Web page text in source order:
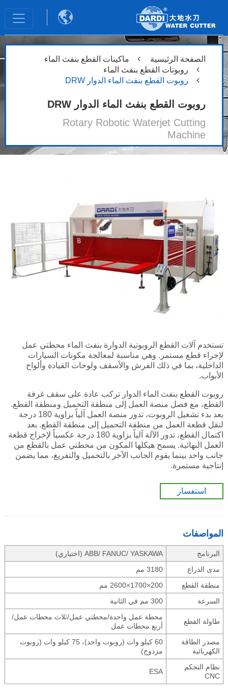

الصفحة الرئيسية
ماكينات القطع بنفث الماء
روبوتات القطع بنفث الماء
روبوت القطع بنفث الماء الدوار DRW
روبوت القطع بنفث الماء الدوار DRW
Rotary Robotic Waterjet Cutting
Machine
تستخدم آلات القطع الروبوتية الدوارة بنفث الماء محطتي عمل
لإجراء قطع مستمر. وهي مناسبة لمعالجة مكونات السيارات
الداخلية، بما في ذلك الفرش والأسقف ولوحات القيادة وألواح
الأبواب.
روبوت القطع بنفث الماء الدوار تركب عادة على سقف غرفة
القطع، مع فصل منصة العمل إلى منطقة التحميل ومنطقة القطع.
بعد بدء تشغيل الروبوت، تدور منصة العمل آلياً بزاوية 180 درجة
لنقل قطعة العمل من منطقة التحميل إلى منطقة القطع. بعد
اكتمال القطع، تدور الآلة آلياً بزاوية 180 درجة عكسياً لإخراج قطعة
العمل النهائية. يسمح هيكلها المكون من محطتي عمل بالقطع من
جانب واحد بينما يقوم الجانب الآخر بالتحميل والتفريغ، مما يضمن
إنتاجية مستمرة.
استفسار
المواصفات
البرنامج ABB/ FANUC/ YASKAWA
(اختياري)
مدى الذراع
3180 مم
منطقة القطع
2600×1700×200 مم
السرعة
300 مم في الثانية
طاولة القطع
محطة عمل واحدة/محطتي عمل/ثلاث محطات عمل/
أربع محطات عمل
مصدر الطاقة
الكهربائية
60 كيلو وات (روبوت واحد)، 75 كيلو وات (روبوت
مزدوج)
نظام التحكم
CNC
ESA